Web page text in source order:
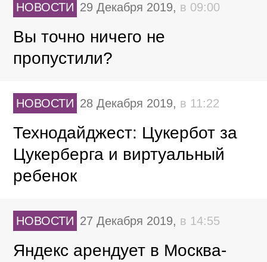
НОВОСТИ 29 Декабря 2019, в 09:00
Вы точно ничего не
пропустили?
НОВОСТИ 28 Декабря 2019, в 11:22
Технодайджест: Цукербот за
Цукерберга и виртуальный
ребенок
НОВОСТИ 27 Декабря 2019, в 14:55
Яндекс арендует в Москва-